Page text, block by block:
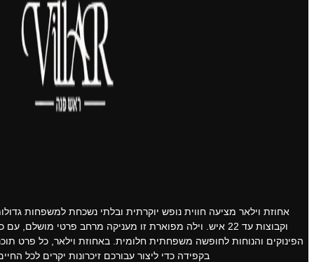
אחוזת וילאר מציעה חווית נופש יוקרתית ובלתי נשכחת למשפחות גדולות
וקבוצות עד 22 איש. וילה מפוארת זו מעניקה מרחב פרטי מושלם, עם כל
הפינוקים והנוחות לחופשה משפחתית חלומית. באחוזת וילאר, כל פרט תוכנן
בקפידה כדי ליצור עבורכם זיכרונות יקרים לכל החיים.